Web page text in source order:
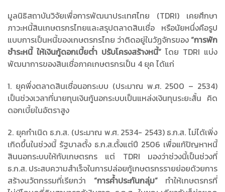
มูลนิธิสถาบันวิจัยเพื่อการพัฒนาประเทศไทย (TDRI) เคยศึกษา
ภาวะหนี้สินเกษตรกรไทยและสรุปตลาดสินเชื่อ หรือนัยหนึ่งคือรูป
แบบการเป็นหนี้ของเกษตรกรไทย ว่าติดอยู่ในวัฏจักรของ“การพัก
ชำระหนี้ ให้เงินกู้ดอกเบี้ยต่ำ ปรับโครงสร้างหนี้” โดย TDRI แบ่ง
พัฒนาการของสินเชื่อภาคเกษตรกรเป็น 4 ยุค ได้แก่
1. ยุคพึ่งตลาดสินเชื่อนอกระบบ (ประมาณ พ.ศ. 2500 – 2534)
เป็นช่วงเวลาที่นายทุนเงินกู้นอกระบบเป็นแหล่งเงินทุนระยะสั้น คิด
ดอกเบี้ยในอัตราสูง
2. ยุคกำเนิด ธ.ก.ส. (ประมาณ พ.ศ. 2534- 2543) ธ.ก.ส. ไม่ได้เพิ่ง
เกิดขึ้นในช่วงนี้ รัฐบาลตั้ง ธ.ก.ส.ตั้งแต่ปี 2506 เพื่อแก้ปัญหาหนี้
สินนอกระบบให้กับเกษตรกร แต่ TDRI มองว่าช่วงนี้เป็นช่วงที่
ธ.ก.ส. ประสบความสำเร็จในการปล่อยกู้เกษตรกรรายย่อยด้วยการ
สร้างนวัตกรรมที่เรียกว่า “การค้ำประกันกลุ่ม” ทำให้เกษตรกรที่